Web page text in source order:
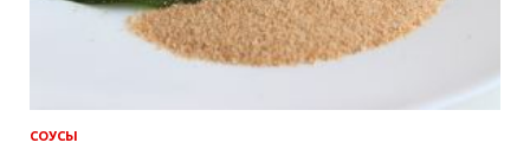
СОУСЫ